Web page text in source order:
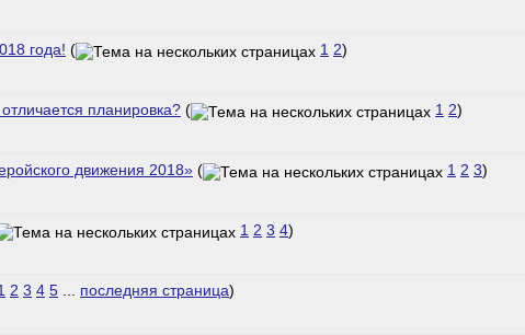
года! ( 1 2)
планировка? ( 1 2)
движения 2018» ( 1 2 3)
1 2 3 4)
2 3 4 5 ... последняя страница)